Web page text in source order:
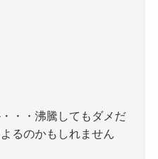
・・沸騰してもダメだ
るのかもしれません